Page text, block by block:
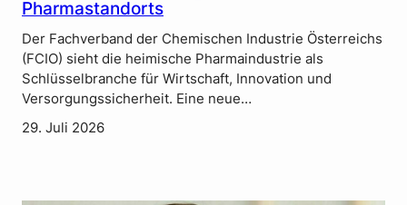
Pharmastandorts
Der Fachverband der Chemischen Industrie Österreichs
(FCIO) sieht die heimische Pharmaindustrie als
Schlüsselbranche für Wirtschaft, Innovation und
Versorgungssicherheit. Eine neue…
29. Juli 2026